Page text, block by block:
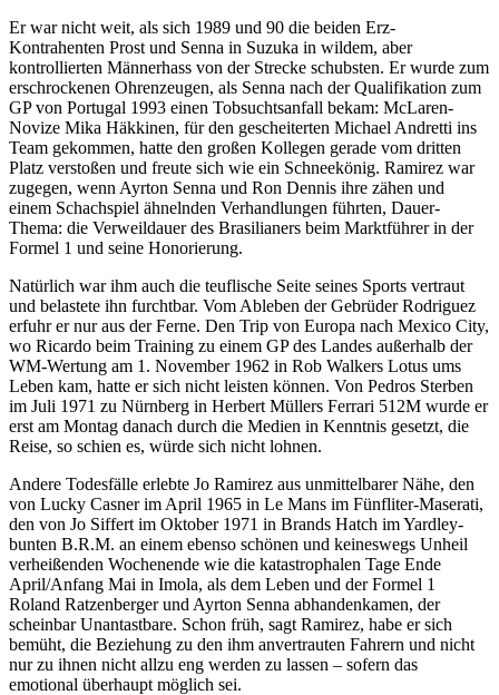
Er war nicht weit, als sich 1989 und 90 die beiden Erz-
Kontrahenten Prost und Senna in Suzuka in wildem, aber
kontrollierten Männerhass von der Strecke schubsten. Er wurde zum
erschrockenen Ohrenzeugen, als Senna nach der Qualifikation zum
GP von Portugal 1993 einen Tobsuchtsanfall bekam: McLaren-
Novize Mika Häkkinen, für den gescheiterten Michael Andretti ins
Team gekommen, hatte den großen Kollegen gerade vom dritten
Platz verstoßen und freute sich wie ein Schneekönig. Ramirez war
zugegen, wenn Ayrton Senna und Ron Dennis ihre zähen und
einem Schachspiel ähnelnden Verhandlungen führten, Dauer-
Thema: die Verweildauer des Brasilianers beim Marktführer in der
Formel 1 und seine Honorierung.
Natürlich war ihm auch die teuflische Seite seines Sports vertraut
und belastete ihn furchtbar. Vom Ableben der Gebrüder Rodriguez
erfuhr er nur aus der Ferne. Den Trip von Europa nach Mexico City,
wo Ricardo beim Training zu einem GP des Landes außerhalb der
WM-Wertung am 1. November 1962 in Rob Walkers Lotus ums
Leben kam, hatte er sich nicht leisten können. Von Pedros Sterben
im Juli 1971 zu Nürnberg in Herbert Müllers Ferrari 512M wurde er
erst am Montag danach durch die Medien in Kenntnis gesetzt, die
Reise, so schien es, würde sich nicht lohnen.
Andere Todesfälle erlebte Jo Ramirez aus unmittelbarer Nähe, den
von Lucky Casner im April 1965 in Le Mans im Fünfliter-Maserati,
den von Jo Siffert im Oktober 1971 in Brands Hatch im Yardley-
bunten B.R.M. an einem ebenso schönen und keineswegs Unheil
verheißenden Wochenende wie die katastrophalen Tage Ende
April/Anfang Mai in Imola, als dem Leben und der Formel 1
Roland Ratzenberger und Ayrton Senna abhandenkamen, der
scheinbar Unantastbare. Schon früh, sagt Ramirez, habe er sich
bemüht, die Beziehung zu den ihm anvertrauten Fahrern und nicht
nur zu ihnen nicht allzu eng werden zu lassen – sofern das
emotional überhaupt möglich sei.